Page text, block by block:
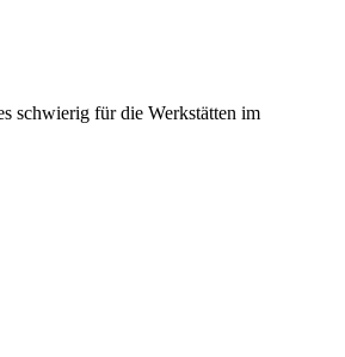
schwierig für die Werkstätten im